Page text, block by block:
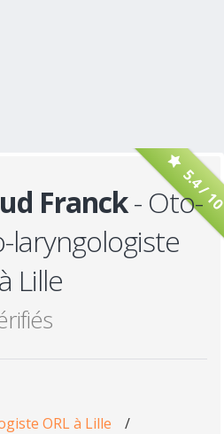
5.4 /
Franck- Oto-
laryngologiste
Lille
ORL à Lille
/